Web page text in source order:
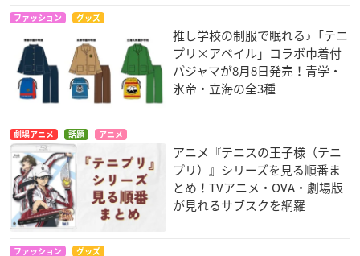
ファッション グッズ
推し学校の制服で眠れる♪「テニ
プリ×アベイル」コラボ巾着付
パジャマが8月8日発売！青学・
氷帝・立海の全3種
劇場アニメ 話題 アニメ
アニメ『テニスの王子様（テニ
プリ）』シリーズを見る順番ま
とめ！TVアニメ・OVA・劇場版
が見れるサブスクを網羅
ファッション グッズ